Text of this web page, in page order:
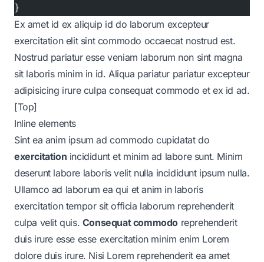
}
Ex amet id ex aliquip id do laborum excepteur
exercitation elit sint commodo occaecat nostrud est.
Nostrud pariatur esse veniam laborum non sint magna
sit laboris minim in id. Aliqua pariatur pariatur excepteur
adipisicing irure culpa consequat commodo et ex id ad.
[Top]
Inline elements
Sint ea anim ipsum ad commodo cupidatat do
exercitation incididunt et minim ad labore sunt. Minim
deserunt labore laboris velit nulla incididunt ipsum nulla.
Ullamco ad laborum ea qui et anim in laboris
exercitation tempor sit officia laborum reprehenderit
culpa velit quis. Consequat commodo reprehenderit
duis irure esse esse exercitation minim enim Lorem
dolore duis irure. Nisi Lorem reprehenderit ea amet